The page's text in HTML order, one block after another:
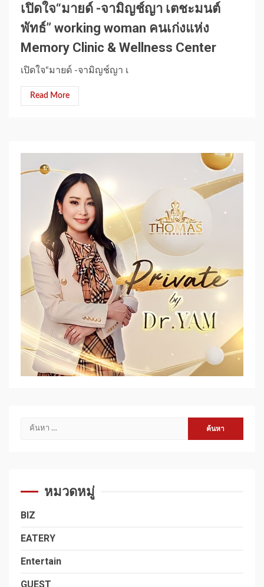
เปิดใจ“มายด์ -จามิญช์ญา เตชะมนต์
พัทธ์” working woman คนเก่งแห่ง
Memory Clinic & Wellness Center
เปิดใจ“มายด์ -จามิญช์ญา เ
Read More
ค้นหา
หมวดหมู่
BIZ
EATERY
Entertain
GUEST